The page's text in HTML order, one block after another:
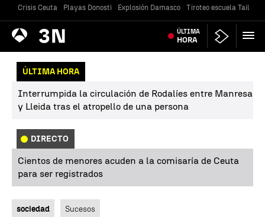
Crisis Ceuta Playas Donosti Explosión Damasco Tiroteo escuela
Antena
3 Noticias ÚLTIMA
HORA
ÚLTIMA HORA
Interrumpida la circulación de Rodalíes entre Manresa
y Lleida tras el atropello de una persona
DIRECTO
Cientos de menores acuden a la comisaría de Ceuta
para ser registrados
sociedad Sucesos